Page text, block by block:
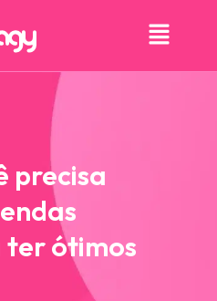
precisa
ótimos